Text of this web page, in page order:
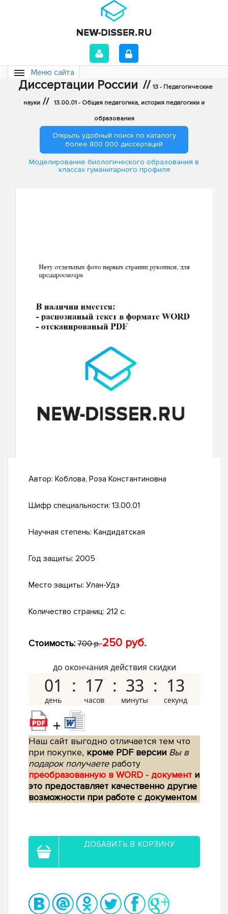
Меню сайта
Диссертации России // 13 - Педагогические
науки // 13.00.01 - Общая педагогика, история педагогики и
образования
Открыть удобный поиск по каталогу
более 800 000 диссертаций
Моделирование биологического образования в
классах гуманитарного профиля
Автор: Коблова, Роза Константиновна
Шифр специальности: 13.00.01
Научная степень: Кандидатская
Год защиты: 2005
Место защиты: Улан-Удэ
Количество страниц: 212 с.
Стоимость: 700 р.250 руб.
до окончания действия скидки
01 17 33 12
+
Наш сайт выгодно отличается тем что
при покупке, кроме PDF версии Вы в
подарок получаетеработу
преобразованную в WORD - документ и
это предоставляет качественно другие
возможности при работе с документом
ДОБАВИТЬ В КОРЗИНУ